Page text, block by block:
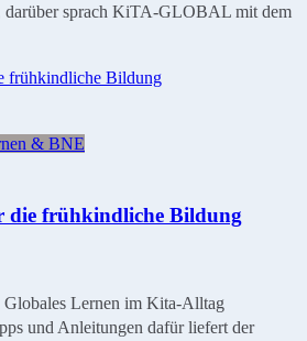
darüber sprach KiTA-GLOBAL mit dem
& BNE
die frühkindliche Bildung
Globales Lernen im Kita-Alltag
und Anleitungen dafür liefert der